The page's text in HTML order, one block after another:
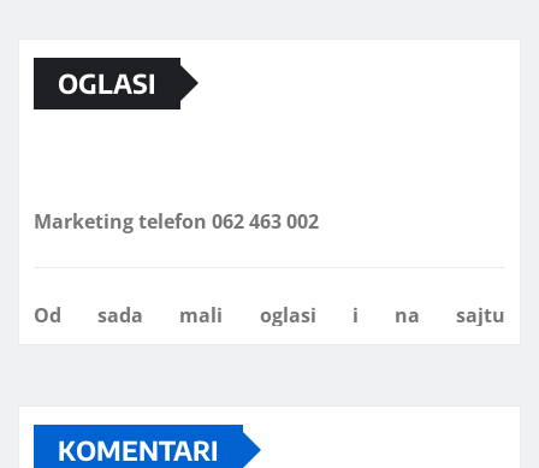
OGLASI
KOMENTARI